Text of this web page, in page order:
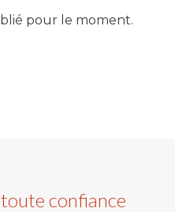
pour le moment.
confiance